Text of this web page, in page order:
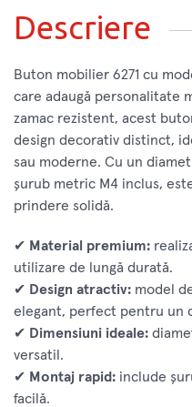
Descriere
Buton mobilier 6271 cu
care adaugă personalitate
zamac rezistent, acest
design decorativ distinct,
sau moderne. Cu un
șurub metric M4 inclus,
prindere solidă.
✔ Material premium:
utilizare de lungă durată.
✔ Design atractiv: model
elegant, perfect pentru un
✔ Dimensiuni ideale:
versatil.
✔ Montaj rapid: include
facilă.